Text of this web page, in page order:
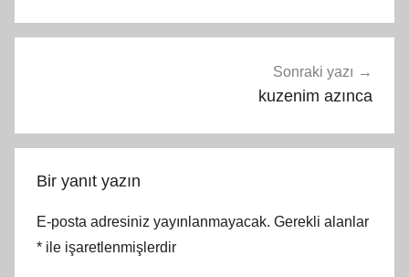
Sonraki yazı
kuzenim azınca
Bir yanıt yazın
E-posta adresiniz yayınlanmayacak. Gerekli alanlar
* ile işaretlenmişlerdir